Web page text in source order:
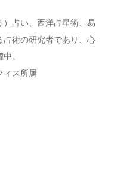
占い、西洋占星術、易
術の研究者であり、心
。
ィス所属